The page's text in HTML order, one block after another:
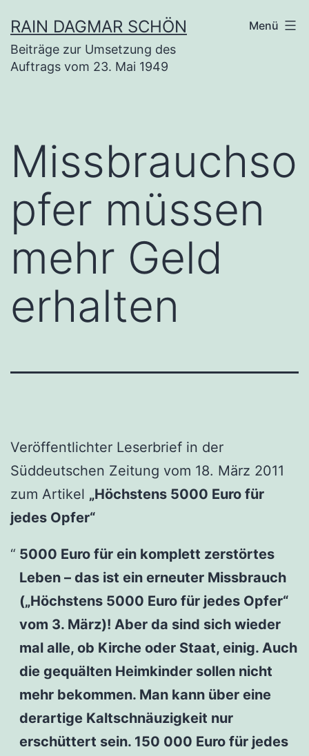
Inhalt
springen
RAIN DAGMAR SCHÖN
Beiträge zur Umsetzung des
Auftrags vom 23. Mai 1949
Menü
Missbrauchso
pfer müssen
mehr Geld
erhalten
Veröffentlichter Leserbrief in der
Süddeutschen Zeitung vom 18. März 2011
zum Artikel „Höchstens 5000 Euro für
jedes Opfer“
5000 Euro für ein komplett zerstörtes
Leben – das ist ein erneuter Missbrauch
(„Höchstens 5000 Euro für jedes Opfer“
vom 3. März)! Aber da sind sich wieder
mal alle, ob Kirche oder Staat, einig. Auch
die gequälten Heimkinder sollen nicht
mehr bekommen. Man kann über eine
derartige Kaltschnäuzigkeit nur
erschüttert sein. 150 000 Euro für jedes